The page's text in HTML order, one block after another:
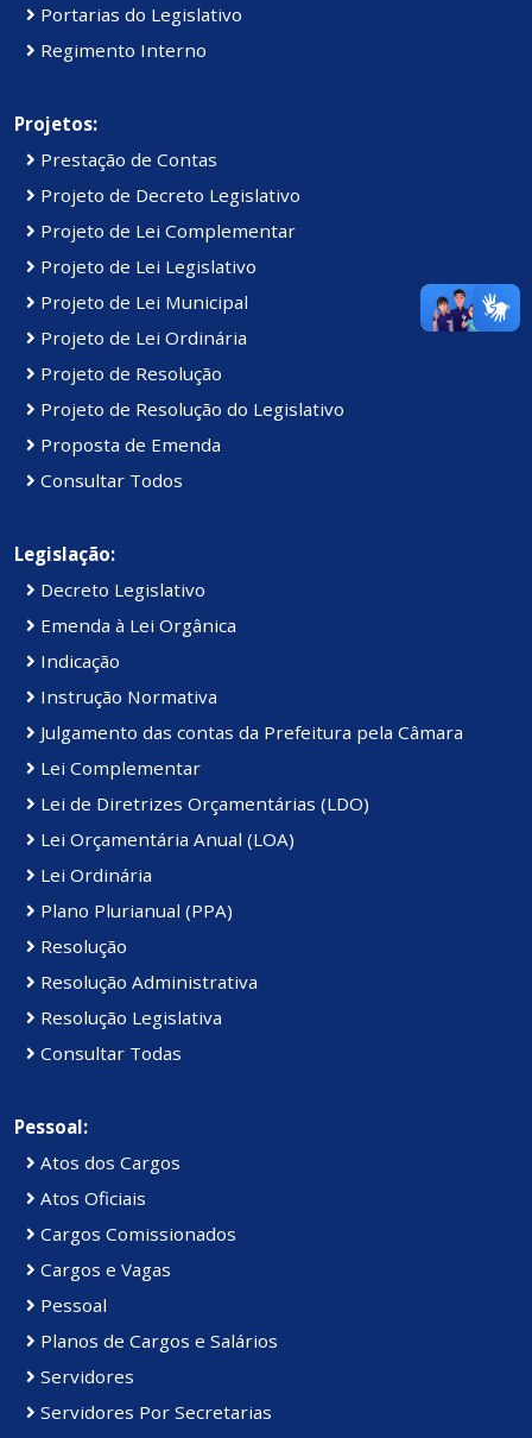
Portarias do Legislativo
Regimento Interno
Projetos:
Prestação de Contas
Projeto de Decreto Legislativo
Projeto de Lei Complementar
Projeto de Lei Legislativo
Projeto de Lei Municipal
Projeto de Lei Ordinária
Projeto de Resolução
Projeto de Resolução do Legislativo
Proposta de Emenda
Consultar Todos
Legislação:
Decreto Legislativo
Emenda à Lei Orgânica
Indicação
Instrução Normativa
Julgamento das contas da Prefeitura pela Câmara
Lei Complementar
Lei de Diretrizes Orçamentárias (LDO)
Lei Orçamentária Anual (LOA)
Lei Ordinária
Plano Plurianual (PPA)
Resolução
Resolução Administrativa
Resolução Legislativa
Consultar Todas
Pessoal:
Atos dos Cargos
Atos Oficiais
Cargos Comissionados
Cargos e Vagas
Pessoal
Planos de Cargos e Salários
Servidores
Servidores Por Secretarias